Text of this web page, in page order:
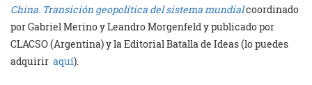
China. Transición geopolítica del sistema mundialcoordinado
por Gabriel Merino y Leandro Morgenfeld y publicado por
CLACSO (Argentina) y la Editorial Batalla de Ideas (lo puedes
adquirir aquí).